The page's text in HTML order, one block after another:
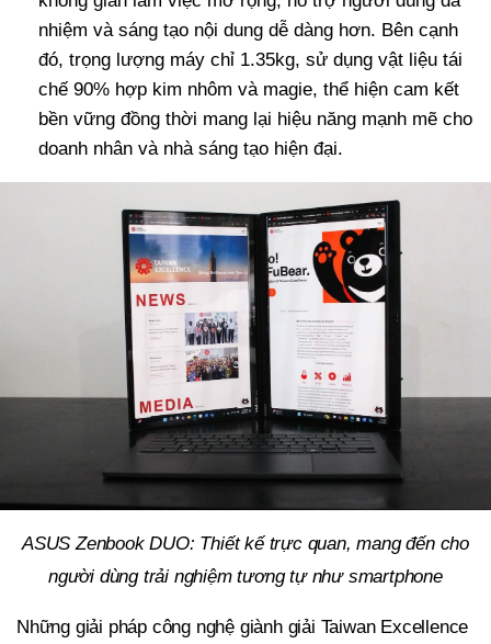
nhiệm và sáng tạo nội dung dễ dàng hơn. Bên cạnh
đó, trọng lượng máy chỉ 1.35kg, sử dụng vật liệu tái
chế 90% hợp kim nhôm và magie, thể hiện cam kết
bền vững đồng thời mang lại hiệu năng mạnh mẽ cho
doanh nhân và nhà sáng tạo hiện đại.
ASUS Zenbook DUO: Thiết kế trực quan, mang đến cho
người dùng trải nghiệm tương tự như smartphone
Những giải pháp công nghệ giành giải Taiwan Excellence